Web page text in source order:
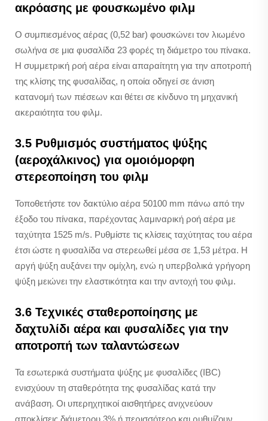
ακρόασης με φουσκωμένο φιλμ
Ο συμπιεσμένος αέρας (0,52 bar) φουσκώνει τον λιωμένο
σωλήνα σε μια φυσαλίδα 23 φορές τη διάμετρο του πίνακα.
Η συμμετρική ροή αέρα είναι απαραίτητη για την αποτροπή
της κλίσης της φυσαλίδας, η οποία οδηγεί σε άνιση
κατανομή των πιέσεων και θέτει σε κίνδυνο τη μηχανική
ακεραιότητα του φιλμ.
3.5 Ρυθμισμός συστήματος ψύξης
(αεροχάλκινος) για ομοιόμορφη
στερεοποίηση του φιλμ
Τοποθετήστε τον δακτύλιο αέρα 50100 mm πάνω από την
έξοδο του πίνακα, παρέχοντας λαμιναρική ροή αέρα με
ταχύτητα 1525 m/s. Ρυθμίστε τις κλίσεις ταχύτητας του αέρα
έτσι ώστε η φυσαλίδα να στερεωθεί μέσα σε 1,53 μέτρα. Η
αργή ψύξη αυξάνει την ομίχλη, ενώ η υπερβολικά γρήγορη
ψύξη μειώνει την ελαστικότητα και την αντοχή του φιλμ.
3.6 Τεχνικές σταθεροποίησης με
δαχτυλίδι αέρα και φυσαλίδες για την
αποτροπή των ταλαντώσεων
Τα εσωτερικά συστήματα ψύξης με φυσαλίδες (IBC)
ενισχύουν τη σταθερότητα της φυσαλίδας κατά την
ανάβαση. Οι υπερηχητικοί αισθητήρες ανιχνεύουν
αποκλίσεις διάμετρου 3% ή περισσότερο και ρυθμίζουν